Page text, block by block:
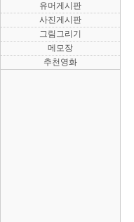
유머게시판
사진게시판
그림그리기
메모장
추천영화